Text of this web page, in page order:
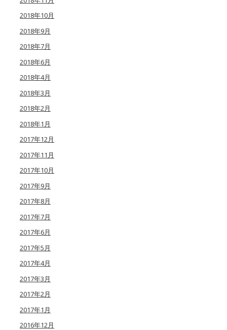
2018年10月
2018年9月
2018年7月
2018年6月
2018年4月
2018年3月
2018年2月
2018年1月
2017年12月
2017年11月
2017年10月
2017年9月
2017年8月
2017年7月
2017年6月
2017年5月
2017年4月
2017年3月
2017年2月
2017年1月
2016年12月